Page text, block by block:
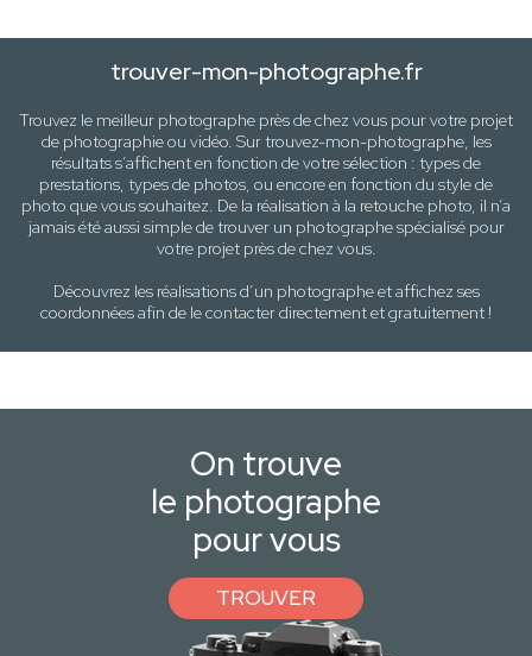
trouver-mon-photographe.fr
Trouvez le meilleur photographe près dechez vous pour votre projet
de photographie ou vidéo. Sur trouvez-mon-photographe, les
résultats s’affichent en fonction de votre sélection : types de
prestations, types de photos, ou encore en fonction du stylede
photo que vous souhaitez. De la réalisation à la retouche photo, il n’a
jamais été aussi simple de trouver un photographe spécialisé pour
votre projet près dechez vous.
Découvrez les réalisations d’un photographe et affichez ses
coordonnées afin de le contacter directement et gratuitement !
On trouve
le photographe
pour vous
TROUVER